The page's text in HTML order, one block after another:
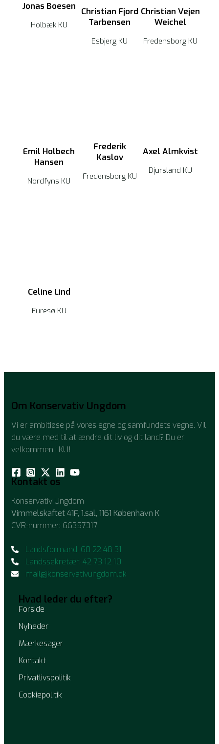
Jonas Boesen
Holbæk KU
Christian Fjord
Tarbensen
Esbjerg KU
Christian Vejen
Weichel
Fredensborg KU
Emil Holbech
Hansen
Nordfyns KU
Frederik
Kaslov
Fredensborg KU
Axel Almkvist
Djursland KU
Celine Lind
Furesø KU
Om Konservativ Ungdom
Vi er ambitiøse på vores egne og samfundets vegne. Vil
du være med til at ændre dit liv og dit land? Du er
velkommen i KU!
Kontakt os
Konservativ Ungdom
Vimmelskaftet 41F, 1.sal, 1161 København K
CVR-nummer: 66357317
Landsformand: 60 22 48 31
Landssekretær: 42 73 12 10
mail@konservativungdom.dk
Hvad leder du efter?
Forside
Nyheder
Mærkesager
Kontakt
Privatlivspolitik
Cookiepolitik